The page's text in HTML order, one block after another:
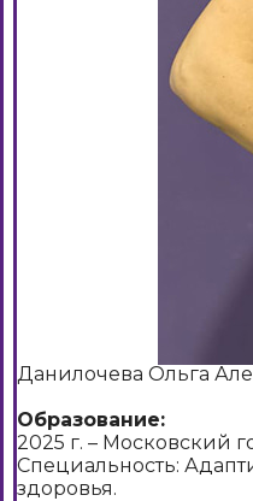
Данилочева Ольга
Образование:
2025 г. – Московский
Специальность:
здоровья.